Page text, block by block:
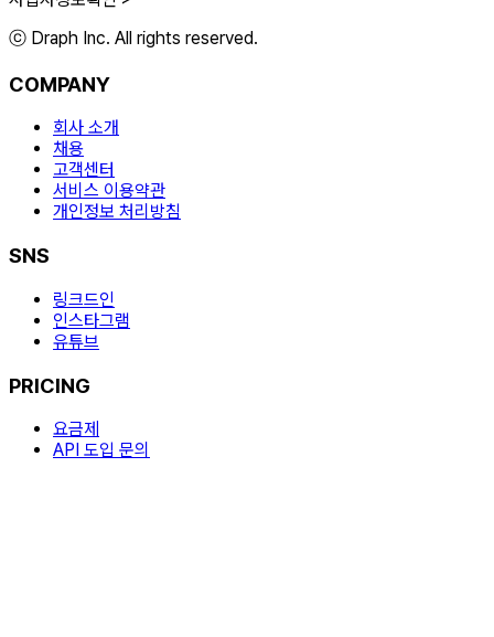
ⓒ Draph Inc. All rights reserved.
COMPANY
회사 소개
채용
고객센터
서비스 이용약관
개인정보 처리방침
SNS
링크드인
인스타그램
유튜브
PRICING
요금제
API 도입 문의